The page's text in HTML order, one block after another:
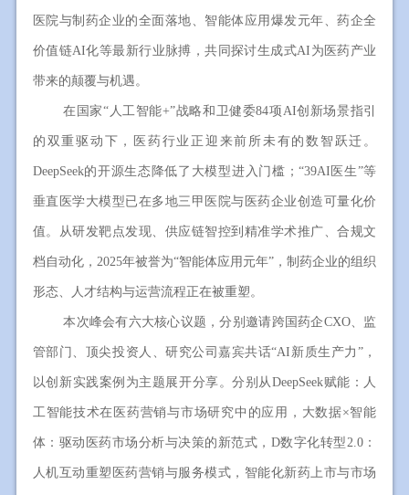
医院与制药企业的全面落地、智能体应用爆发元年、药企全
价值链AI化等最新行业脉搏，共同探讨生成式AI为医药产业
带来的颠覆与机遇。
在国家“人工智能+”战略和卫健委84项AI创新场景指引
的双重驱动下，医药行业正迎来前所未有的数智跃迁。
DeepSeek的开源生态降低了大模型进入门槛；“39AI医生”等
垂直医学大模型已在多地三甲医院与医药企业创造可量化价
值。从研发靶点发现、供应链智控到精准学术推广、合规文
档自动化，2025年被誉为“智能体应用元年”，制药企业的组织
形态、人才结构与运营流程正在被重塑。
本次峰会有六大核心议题，分别邀请跨国药企CXO、监
管部门、顶尖投资人、研究公司嘉宾共话“AI新质生产力”，
以创新实践案例为主题展开分享。分别从DeepSeek赋能：人
工智能技术在医药营销与市场研究中的应用，大数据×智能
体：驱动医药市场分析与决策的新范式，D数字化转型2.0：
人机互动重塑医药营销与服务模式，智能化新药上市与市场